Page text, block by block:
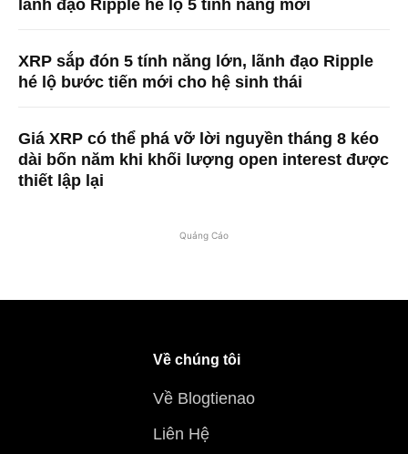
lãnh đạo Ripple hé lộ 5 tính năng mới
XRP sắp đón 5 tính năng lớn, lãnh đạo Ripple
hé lộ bước tiến mới cho hệ sinh thái
Giá XRP có thể phá vỡ lời nguyền tháng 8 kéo
dài bốn năm khi khối lượng open interest được
thiết lập lại
Quảng Cáo
Về chúng tôi
Về Blogtienao
Liên Hệ